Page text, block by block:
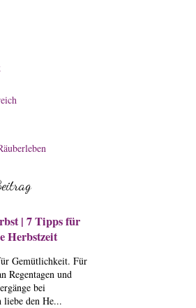
| 7 Tipps für
Herbstzeit
Gemütlichkeit. Für
Regentagen und
bei
liebe den He...